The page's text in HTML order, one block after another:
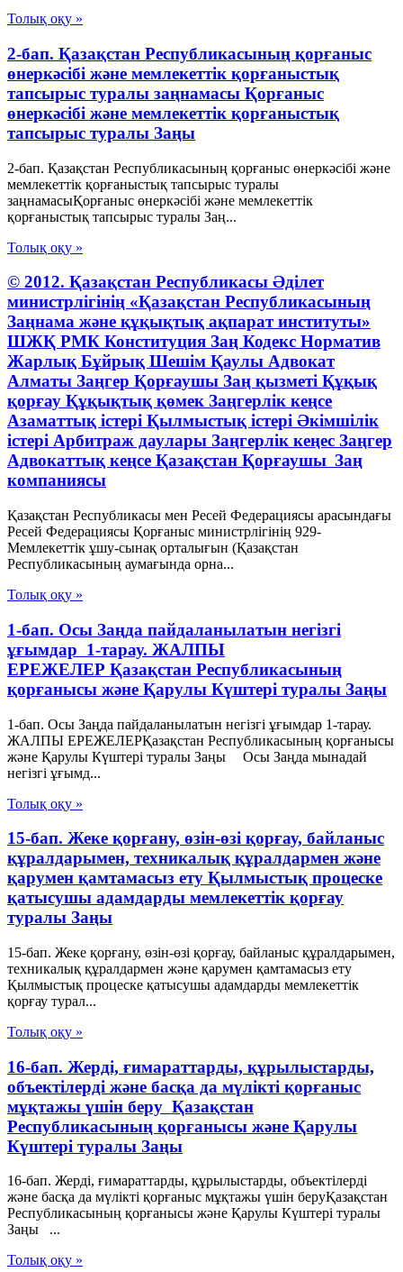
Толық оқу »
2-бап. Қазақстан Республикасының қорғаныс
өнеркәсібі және мемлекеттік қорғаныстық
тапсырыс туралы заңнамасы Қорғаныс
өнеркәсібі және мемлекеттік қорғаныстық
тапсырыс туралы Заңы
2-бап. Қазақстан Республикасының қорғаныс өнеркәсібі және
мемлекеттік қорғаныстық тапсырыс туралы
заңнамасыҚорғаныс өнеркәсібі және мемлекеттік
қорғаныстық тапсырыс туралы Заң...
Толық оқу »
© 2012. Қазақстан Республикасы Әділет
министрлігінің «Қазақстан Республикасының
Заңнама және құқықтық ақпарат институты»
ШЖҚ РМК Конституция Заң Кодекс Норматив
Жарлық Бұйрық Шешім Қаулы Адвокат
Алматы Заңгер Қорғаушы Заң қызметі Құқық
қорғау Құқықтық қөмек Заңгерлік кеңсе
Азаматтық істері Қылмыстық істері Әкімшілік
істері Арбитраж даулары Заңгерлік кеңес Заңгер
Адвокаттық кеңсе Қазақстан Қорғаушы Заң
компаниясы
Қазақстан Республикасы мен Ресей Федерациясы арасындағы
Ресей Федерациясы Қорғаныс министрлігінің 929-
Мемлекеттік ұшу-сынақ орталығын (Қазақстан
Республикасының аумағында орна...
Толық оқу »
1-бап. Осы Заңда пайдаланылатын негізгі
ұғымдар 1-тарау. ЖАЛПЫ
ЕРЕЖЕЛЕР Қазақстан Республикасының
қорғанысы және Қарулы Күштері туралы Заңы
1-бап. Осы Заңда пайдаланылатын негізгі ұғымдар 1-тарау.
ЖАЛПЫ ЕРЕЖЕЛЕРҚазақстан Республикасының қорғанысы
және Қарулы Күштері туралы Заңы Осы Заңда мынадай
негізгі ұғымд...
Толық оқу »
15-бап. Жеке қорғану, өзін-өзі қорғау, байланыс
құралдарымен, техникалық құралдармен және
қарумен қамтамасыз ету Қылмыстық процеске
қатысушы адамдарды мемлекеттік қорғау
туралы Заңы
15-бап. Жеке қорғану, өзін-өзі қорғау, байланыс құралдарымен,
техникалық құралдармен және қарумен қамтамасыз ету
Қылмыстық процеске қатысушы адамдарды мемлекеттік
қорғау турал...
Толық оқу »
16-бап. Жердi, ғимараттарды, құрылыстарды,
объектiлердi және басқа да мүлікті қорғаныс
мұқтажы үшiн беру Қазақстан
Республикасының қорғанысы және Қарулы
Күштері туралы Заңы
16-бап. Жердi, ғимараттарды, құрылыстарды, объектiлердi
және басқа да мүлікті қорғаныс мұқтажы үшiн беруҚазақстан
Республикасының қорғанысы және Қарулы Күштері туралы
Заңы ...
Толық оқу »